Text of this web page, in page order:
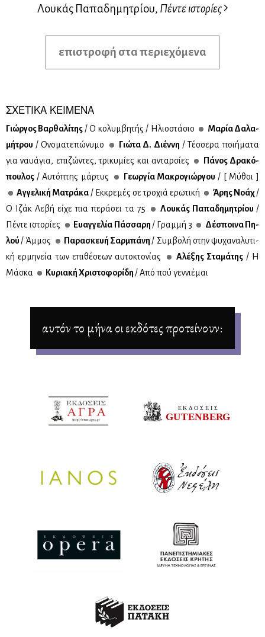
Λουκάς Παπαδημητρίου, Πέντε ιστορίες
επιστροφή στα περιεχόμενα
ΣΧΕΤΙΚΑ ΚΕΙΜΕΝΑ
Γιώρ­γος Βαρ­θα­λί­της / Ο κο­λυμ­βη­τής / Ηλιο­στά­σιο
Μα­ρία Δα­λα­
μή­τρου / Ονο­μα­τε­πώ­νυ­μο Γιώ­τα Δ. Διέν­νη / Τέσ­σε­ρα ποι­ή­μα­τα
για ναυά­για, επι­ζώ­ντες, τρι­κυ­μί­ες και ανταρ­σί­ες
Πά­νος Δρα­κό­
που­λος / Αυ­τό­πτης μάρ­τυς Γε­ωρ­γία Μα­κρο­γιώρ­γου / [ Μύ­θοι ]
Αγ­γε­λι­κή Μα­τρά­κα / Εκ­κρε­μές σε τρο­χιά ερω­τι­κή Άρης Νο­άχ/
Ο Ιζάκ Λε­βή εί­χε πια πε­ρά­σει τα 75
Λου­κάς Πα­πα­δη­μη­τρί­ου /
Πέ­ντε ιστο­ρί­ες
Ευαγ­γε­λία Πάσ­σα­ρη / Γραμ­μή 3
Δέ­σποι­να Πη­
λού / Άμ­μος Πα­ρα­σκευή Σαρ­μπά­νη / Συμ­βο­λή στην ψυ­χα­να­λυ­τι­
κή ερ­μη­νεία των επι­θέ­σε­ων αυ­το­κτο­νί­ας
Αλέ­ξης Στα­μά­της / Η
Μά­σκα
Κυ­ρια­κή Χρι­στο­φο­ρί­δη / Από πού γεν­νιέ­μαι
αυτόν το μήνα οι εκδότες προτείνουν: